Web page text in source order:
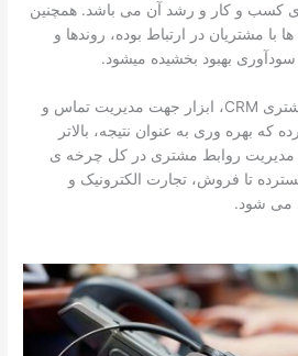
کسب و کار و رشد آن می ­باشد. همچنین
با مشتریان در ارتباط بوده، روندها و
بهبود بخشیده می­شود.
سامانه­ مدیریت ارتباط با مشتری CRM، ابزار جهت مدیریت تماس و
بهره­ وری به عنوان نتیجه، بالاتر
مدیریت روابط مشتری در کل چرخه­ ی
تا فروش­، تجارت الکترونیک و
­می ­شود.